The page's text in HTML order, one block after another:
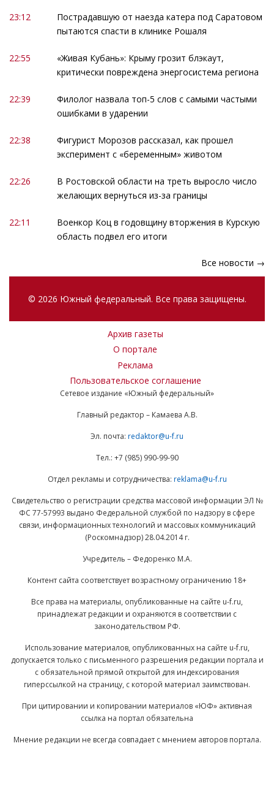
23:12
Пострадавшую от наезда катера под Саратовом
пытаются спасти в клинике Рошаля
22:55
«Живая Кубань»: Крыму грозит блэкаут,
критически повреждена энергосистема региона
22:39
Филолог назвала топ-5 слов с самыми частыми
ошибками в ударении
22:38
Фигурист Морозов рассказал, как прошел
эксперимент с «беременным» животом
22:26
В Ростовской области на треть выросло число
желающих вернуться из-за границы
22:11
Военкор Коц в годовщину вторжения в Курскую
область подвел его итоги
Все новости →
© 2026 Южный федеральный. Все права защищены.
Архив газеты
О портале
Реклама
Пользовательское соглашение
Сетевое издание «Южный федеральный»
Главный редактор – Камаева А.В.
Эл. почта: redaktor@u-f.ru
Тел.: +7 (985) 990-99-90
Отдел рекламы и сотрудничества: reklama@u-f.ru
Свидетельство о регистрации средства массовой информации ЭЛ №
ФС 77-57993 выдано Федеральной службой по надзору в сфере
связи, информационных технологий и массовых коммуникаций
(Роскомнадзор) 28.04.2014 г.
Учредитель – Федоренко М.А.
Контент сайта соответствует возрастному ограничению 18+
Все права на материалы, опубликованные на сайте u-f.ru,
принадлежат редакции и охраняются в соответствии с
законодательством РФ.
Использование материалов, опубликованных на сайте u-f.ru,
допускается только с письменного разрешения редакции портала и
с обязательной прямой открытой для индексирования
гиперссылкой на страницу, с которой материал заимствован.
При цитировании и копировании материалов «ЮФ» активная
ссылка на портал обязательна
Мнение редакции не всегда совпадает с мнением авторов портала.